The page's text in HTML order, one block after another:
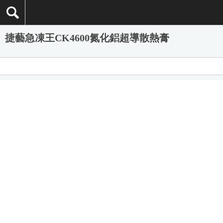
捷藝急凍王CK4600氮化鋁超導散熱膏